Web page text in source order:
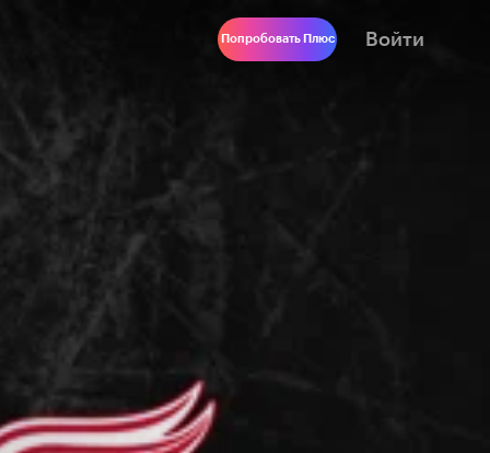
Попробовать Плюс Войти